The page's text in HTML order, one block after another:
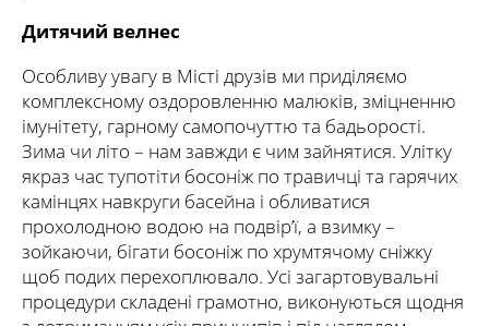
Дитячий велнес
Особливу увагу в Місті друзів ми приділяємо
комплексному оздоровленню малюків, зміцненню
імунітету, гарному самопочуттю та бадьорості.
Зима чи літо – нам завжди є чим зайнятися. Улітку
якраз час тупотіти босоніж по травичці та гарячих
камінцях навкруги басейна і обливатися
прохолодною водою на подвір’ї, а взимку –
зойкаючи, бігати босоніж по хрумтячому сніжку
щоб подих перехоплювало. Усі загартовувальні
процедури складені грамотно, виконуються щодня